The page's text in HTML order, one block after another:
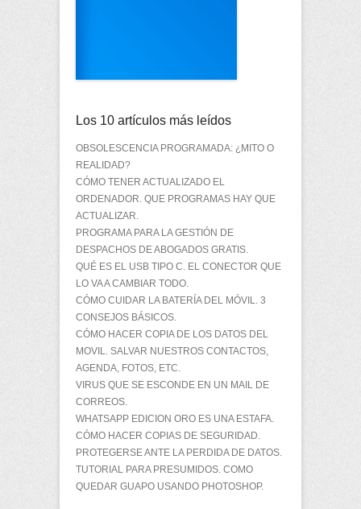
Los 10 artículos más leídos
OBSOLESCENCIA PROGRAMADA: ¿MITO O
REALIDAD?
CÓMO TENER ACTUALIZADO EL
ORDENADOR. QUE PROGRAMAS HAY QUE
ACTUALIZAR.
PROGRAMA PARA LA GESTIÓN DE
DESPACHOS DE ABOGADOS GRATIS.
QUÉ ES EL USB TIPO C. EL CONECTOR QUE
LO VA A CAMBIAR TODO.
CÓMO CUIDAR LA BATERÍA DEL MÓVIL. 3
CONSEJOS BÁSICOS.
CÓMO HACER COPIA DE LOS DATOS DEL
MOVIL. SALVAR NUESTROS CONTACTOS,
AGENDA, FOTOS, ETC.
VIRUS QUE SE ESCONDE EN UN MAIL DE
CORREOS.
WHATSAPP EDICION ORO ES UNA ESTAFA.
CÓMO HACER COPIAS DE SEGURIDAD.
PROTEGERSE ANTE LA PERDIDA DE DATOS.
TUTORIAL PARA PRESUMIDOS. COMO
QUEDAR GUAPO USANDO PHOTOSHOP.